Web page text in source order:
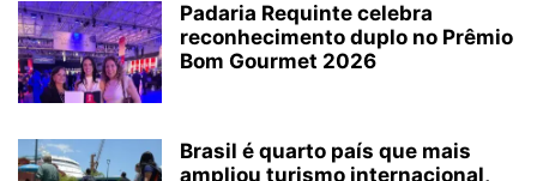
Padaria Requinte celebra
reconhecimento duplo no Prêmio
Bom Gourmet 2026
Brasil é quarto país que mais
ampliou turismo internacional,